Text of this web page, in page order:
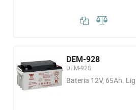
DEM-928
DEM-928
Bateria 12V, 65Ah.